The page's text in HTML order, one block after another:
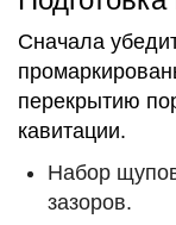
Сначала
перекрытию
кавитации.
Набор
зазоров.